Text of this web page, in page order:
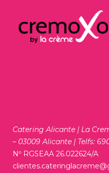
Catering Alicante | La
– 03009 Alicante | Telfs:
Nº RGSEAA 26.022624/A